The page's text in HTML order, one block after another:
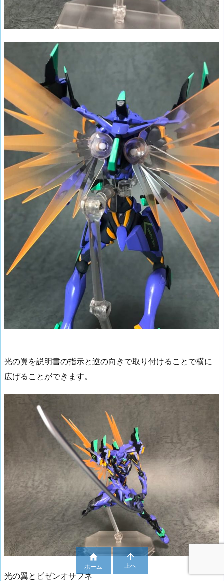
光の翼を説明書の指示と逆の向きで取り付けることで横に
広げることができます。
光の翼とビゼンオサフネ

ホーム

上へ